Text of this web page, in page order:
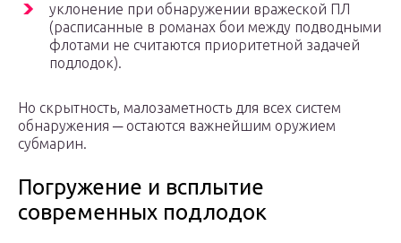
уклонение при обнаружении вражеской ПЛ
(расписанные в романах бои между подводными
флотами не считаются приоритетной задачей
подлодок).
Но скрытность, малозаметность для всех систем
обнаружения ─ остаются важнейшим оружием
субмарин.
Погружение и всплытие
современных подлодок